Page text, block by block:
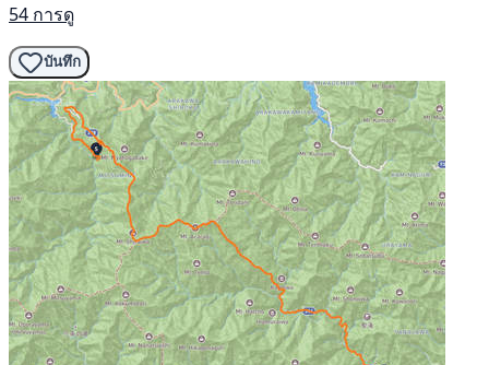
54 การดู
บันทึก